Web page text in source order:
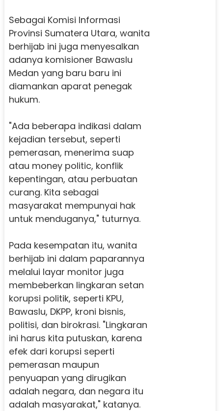
Sebagai Komisi Informasi
Provinsi Sumatera Utara, wanita
berhijab ini juga menyesalkan
adanya komisioner Bawaslu
Medan yang baru baru ini
diamankan aparat penegak
hukum.
"Ada beberapa indikasi dalam
kejadian tersebut, seperti
pemerasan, menerima suap
atau money politic, konflik
kepentingan, atau perbuatan
curang. Kita sebagai
masyarakat mempunyai hak
untuk menduganya," tuturnya.
Pada kesempatan itu, wanita
berhijab ini dalam paparannya
melalui layar monitor juga
membeberkan lingkaran setan
korupsi politik, seperti KPU,
Bawaslu, DKPP, kroni bisnis,
politisi, dan birokrasi. "Lingkaran
ini harus kita putuskan, karena
efek dari korupsi seperti
pemerasan maupun
penyuapan yang dirugikan
adalah negara, dan negara itu
adalah masyarakat," katanya.